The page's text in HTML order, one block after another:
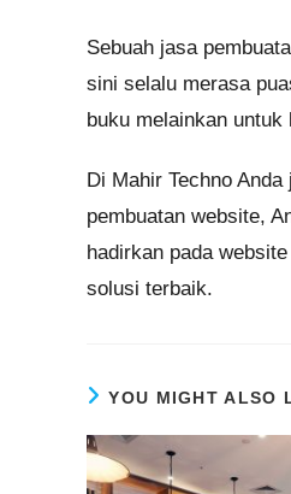
Sebuah jasa
sini selalu merasa
buku melainkan
Di Mahir Techno
pembuatan website,
hadirkan pada
solusi terbaik.
YOU MIGHT ALSO